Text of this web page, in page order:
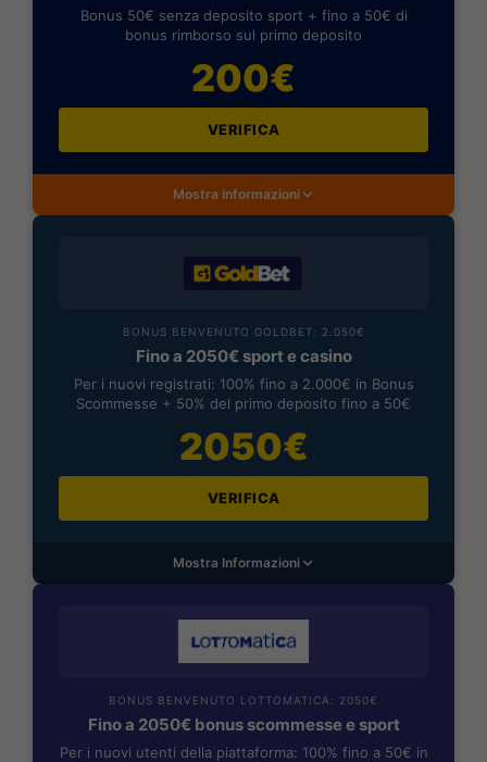
Bonus 50€ senza deposito sport + fino a 50€ di
bonus rimborso sul primo deposito
200€
VERIFICA
Mostra Informazioni
BONUS BENVENUTO GOLDBET: 2.050€
Fino a 2050€ sport e casino
Per i nuovi registrati: 100% fino a 2.000€ in Bonus
Scommesse + 50% del primo deposito fino a 50€
2050€
VERIFICA
Mostra Informazioni
BONUS BENVENUTO LOTTOMATICA: 2050€
Fino a 2050€ bonus scommesse e sport
Per i nuovi utenti della piattaforma: 100% fino a 50€ in